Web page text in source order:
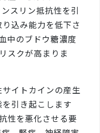
スリン抵抗性を引
込み能力を低下さ
中のブドウ糖濃度
スクが高まりま
イトカインの産生
引き起こします
性を悪化させる要